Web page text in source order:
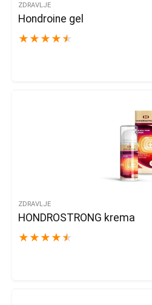
ZDRAVLJE
Hondroine gel
★ ★ ★ ★ ★
ZDRAVLJE
HONDROSTRONG krema
★ ★ ★ ★ ★